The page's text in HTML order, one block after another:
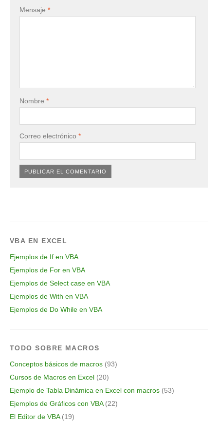
Mensaje *
Nombre *
Correo electrónico *
VBA EN EXCEL
Ejemplos de If en VBA
Ejemplos de For en VBA
Ejemplos de Select case en VBA
Ejemplos de With en VBA
Ejemplos de Do While en VBA
TODO SOBRE MACROS
Conceptos básicos de macros (93)
Cursos de Macros en Excel (20)
Ejemplo de Tabla Dinámica en Excel con macros (53)
Ejemplos de Gráficos con VBA(22)
El Editor de VBA(19)